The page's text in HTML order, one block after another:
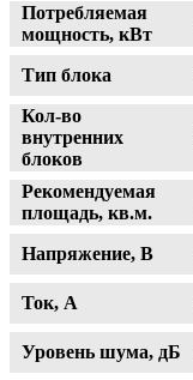
Потребляемая
мощность, кВт
Тип блока
Кол-во
внутренних
блоков
Рекомендуемая
площадь, кв.м.
Напряжение, В
Ток, А
Уровень шума, дБ